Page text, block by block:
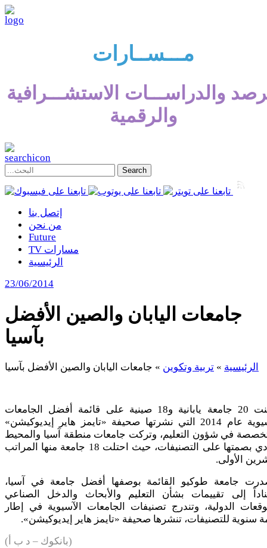
مـــســارات
والدراســـات الاستشـــرافية
والرقمية
إتصل بنا
من نحن
Future
TV مسارات
الرئيسية
23/06/2014
جامعات اليابان والصين الأفضل
بآسيا
الرئيسية » تربية وتكوين » جامعات اليابان والصين الأفضل بآسيا
هيمنت 20 جامعة يابانية و18 صينية على قائمة أفضل الجامعات
الآسيوية عام 2014 التي نشرتها صحيفة «تايمز هاير إيديوكيشن»
في شؤون التعليم، وتركت جامعات منطقة آسيا والمحيط
الهادي بصمتها على التصنيفات، حيث احتلت 18 جامعة منها المراتب
الأولى.
جامعة طوكيو القائمة بوصفها أفضل جامعة في آسيا،
إلى تقييمات بشأن التعليم والأبحاث والدخل الصناعي
الدولية، وتندرج تصنيفات الجامعات الآسيوية في إطار
سنوية للتصنيفات، تنشرها صحيفة «تايمز هاير إيديوكيشن».
(بانكوك – د ب أ)